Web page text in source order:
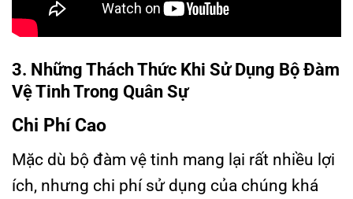
3. Những Thách Thức Khi Sử Dụng Bộ Đàm
Vệ Tinh Trong Quân Sự
Chi Phí Cao
Mặc dù bộ đàm vệ tinh mang lại rất nhiều lợi
ích, nhưng chi phí sử dụng của chúng khá